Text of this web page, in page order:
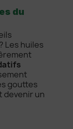
du
Les huiles
gouttes
devenir un